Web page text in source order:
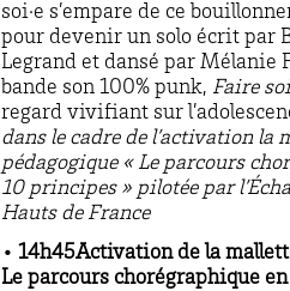
soi·e s’empare de ce
pour devenir un solo écrit par
Legrand et dansé par Mélanie
bande son 100% punk, Faire
regard vivifiant sur
dans le cadre de l’activation la
pédagogique « Le parcours
10 principes » pilotée par
Hauts de France
• 14h45Activation de la
Le parcours chorégraphique